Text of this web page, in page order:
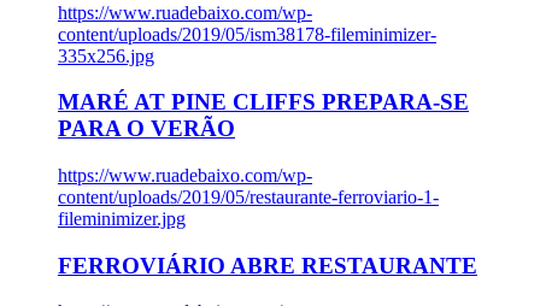
https://www.ruadebaixo.com/wp-
content/uploads/2019/05/ism38178-fileminimizer-
335x256.jpg
MARÉ AT PINE CLIFFS PREPARA-SE
PARA O VERÃO
https://www.ruadebaixo.com/wp-
content/uploads/2019/05/restaurante-ferroviario-1-
fileminimizer.jpg
FERROVIÁRIO ABRE RESTAURANTE